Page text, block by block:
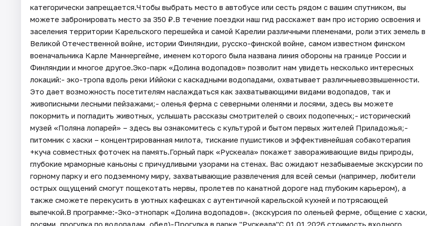
категорически запрещается.Чтобы выбрать место в автобусе или сесть рядом с вашим спутником, вы
можете забронировать место за 350 ₽.В течение поездки наш гид расскажет вам про историю освоения и
заселения территории Карельского перешейка и самой Карелии различными племенами, роли этих земель в
Великой Отечественной войне, истории Финляндии, русско-финской войне, самом известном финском
военачальника Карле Маннергейме, именем которого была названа линия обороны на границе России и
Финляндии и многое другое.Эко-парк «Долина водопадов» позволит нам увидеть несколько интересных
локаций:- эко-тропа вдоль реки Иййоки с каскадными водопадами, охватывает различныевозвышенности.
Это дает возможность посетителям наслаждаться как захватывающими видами водопадов, так и
живописными лесными пейзажами;- оленья ферма с северными оленями и лосями, здесь вы можете
покормить и погладить животных, услышать рассказы смотрителей о своих подопечных;- исторический
музей «Поляна лопарей» – здесь вы ознакомитесь с культурой и бытом первых жителей Приладожья;-
питомник с хаски – концентрированная милота, тискание пушистиков и эффективнейшая собакотерапия
+куча совместных фоточек на память.Горный парк «Рускеала» покажет завораживающие виды природы,
глубокие мраморные каньоны с причудливыми узорами на стенах. Вас ожидают незабываемые экскурсии по
горному парку и его подземному миру, захватывающие развлечения для всей семьи (например, любители
острых ощущений смогут пощекотать нервы, пролетев по канатной дороге над глубоким карьером), а
также сможете перекусить в уютных кафешках с аутентичной карельской кухней и потрясающей
выпечкой.В программе:-Эко-этнопарк «Долина водопадов». (экскурсия по оленьей ферме, общение с хаски,
лосями, прогулка по водопадам, обед)-Прогулка в парке "Рускеала"С 01.01.2026 стоимость входного